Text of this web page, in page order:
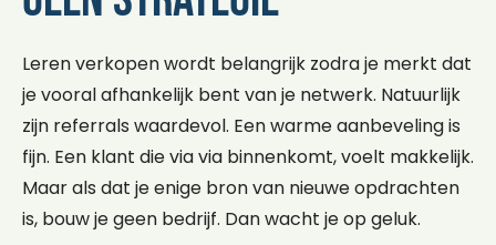
Leren verkopen wordt belangrijk zodra je merkt dat
je vooral afhankelijk bent van je netwerk. Natuurlijk
zijn referrals waardevol. Een warme aanbeveling is
fijn. Een klant die via via binnenkomt, voelt makkelijk.
Maar als dat je enige bron van nieuwe opdrachten
is, bouw je geen bedrijf. Dan wacht je op geluk.